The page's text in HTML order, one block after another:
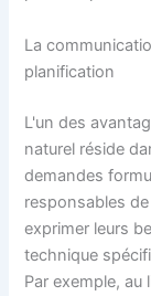
La
planification
L'un des
naturel réside
demandes
responsables
exprimer leurs
technique
Par exemple, au